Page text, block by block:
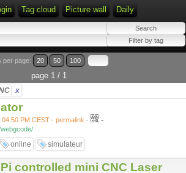
Tag cloud Picture wall Daily
per page: 20 50 100
page 1 / 1
x
PM CEST - permalink - -
online simulateur
controlled mini CNC Laser